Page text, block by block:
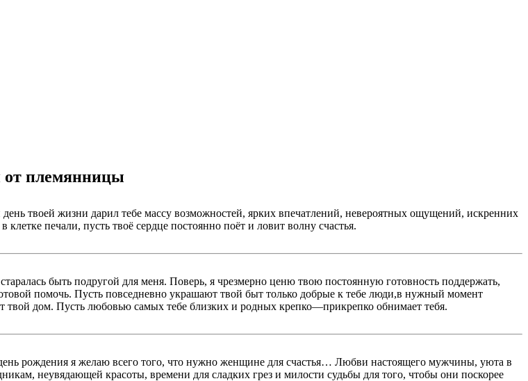
от племянницы
твоей жизни дарил тебе массу возможностей, ярких впечатлений, невероятных ощущений, искренних
печали, пусть твоё сердце постоянно поёт и ловит волну счастья.
быть подругой для меня. Поверь, я чрезмерно ценю твою постоянную готовность поддержать,
помочь. Пусть повседневно украшают твой быт только добрые к тебе люди,в нужный момент
твой дом. Пусть любовью самых тебе близких и родных крепко—прикрепко обнимает тебя.
рождения я желаю всего того, что нужно женщине для счастья… Любви настоящего мужчины, уюта в
неувядающей красоты, времени для сладких грез и милости судьбы для того, чтобы они поскорее